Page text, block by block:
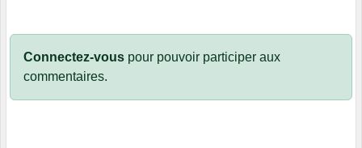
Connectez-vous pour pouvoir participer aux
commentaires.